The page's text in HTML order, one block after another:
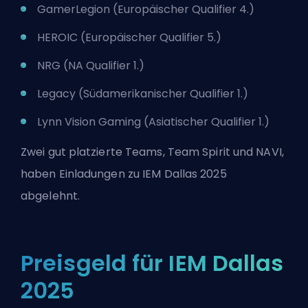
GamerLegion (Europäischer Qualifier 4.)
HEROIC (Europäischer Qualifier 5.)
NRG (NA Qualifier 1.)
Legacy (Südamerikanischer Qualifier 1.)
Lynn Vision Gaming (Asiatischer Qualifier 1.)
Zwei gut platzierte Teams, Team Spirit und NAVI,
haben Einladungen zu IEM Dallas 2025
abgelehnt.
Preisgeld für IEM Dallas
2025